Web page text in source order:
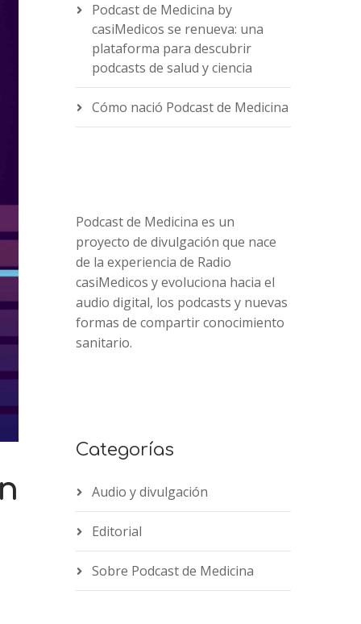
Podcast de Medicina by
casiMedicos se renueva: una
plataforma para descubrir
podcasts de salud y ciencia
Cómo nació Podcast de Medicina
Podcast de Medicina es un
proyecto de divulgación que nace
de la experiencia de Radio
casiMedicos y evoluciona hacia el
audio digital, los podcasts y nuevas
formas de compartir conocimiento
sanitario.
Categorías
Audio y divulgación
Editorial
Sobre Podcast de Medicina